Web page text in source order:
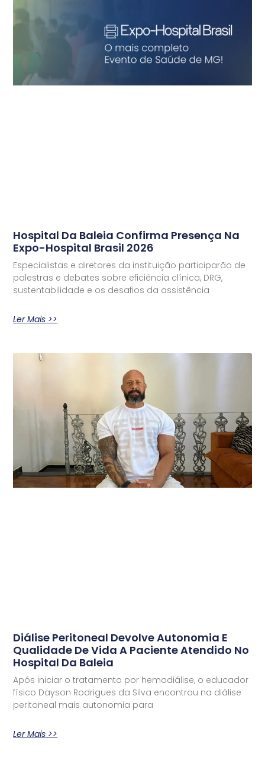
Hospital Da Baleia Confirma Presença Na
Expo-Hospital Brasil 2026
Especialistas e diretores da instituição participarão de
palestras e debates sobre eficiência clínica, DRG,
sustentabilidade e os desafios da assistência
Ler Mais >>
Diálise Peritoneal Devolve Autonomia E
Qualidade De Vida A Paciente Atendido No
Hospital Da Baleia
Após iniciar o tratamento por hemodiálise, o educador
físico Dayson Rodrigues da Silva encontrou na diálise
peritoneal mais autonomia para
Ler Mais >>